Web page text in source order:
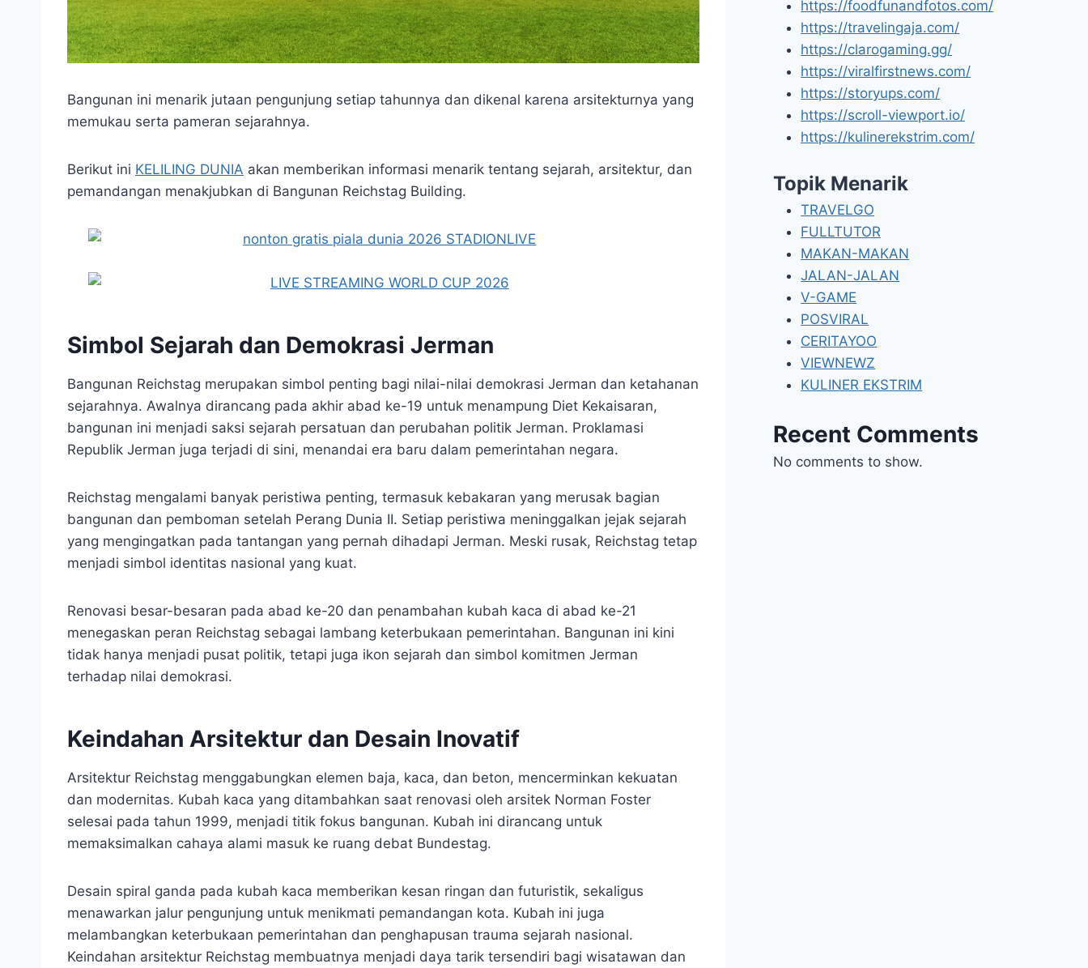
Bangunan ini menarik jutaan pengunjung setiap tahunnya dan dikenal karena arsitekturnya yang
memukau serta pameran sejarahnya.
Berikut ini KELILING DUNIA akan memberikan informasi menarik tentang sejarah, arsitektur, dan
pemandangan menakjubkan di Bangunan Reichstag Building.
Simbol Sejarah dan Demokrasi Jerman
Bangunan Reichstag merupakan simbol penting bagi nilai-nilai demokrasi Jerman dan ketahanan
sejarahnya. Awalnya dirancang pada akhir abad ke-19 untuk menampung Diet Kekaisaran,
bangunan ini menjadi saksi sejarah persatuan dan perubahan politik Jerman. Proklamasi
Republik Jerman juga terjadi di sini, menandai era baru dalam pemerintahan negara.
Reichstag mengalami banyak peristiwa penting, termasuk kebakaran yang merusak bagian
bangunan dan pemboman setelah Perang Dunia II. Setiap peristiwa meninggalkan jejak sejarah
yang mengingatkan pada tantangan yang pernah dihadapi Jerman. Meski rusak, Reichstag tetap
menjadi simbol identitas nasional yang kuat.
Renovasi besar-besaran pada abad ke-20 dan penambahan kubah kaca di abad ke-21
menegaskan peran Reichstag sebagai lambang keterbukaan pemerintahan. Bangunan ini kini
tidak hanya menjadi pusat politik, tetapi juga ikon sejarah dan simbol komitmen Jerman
terhadap nilai demokrasi.
Keindahan Arsitektur dan Desain Inovatif
Arsitektur Reichstag menggabungkan elemen baja, kaca, dan beton, mencerminkan kekuatan
dan modernitas. Kubah kaca yang ditambahkan saat renovasi oleh arsitek Norman Foster
selesai pada tahun 1999, menjadi titik fokus bangunan. Kubah ini dirancang untuk
memaksimalkan cahaya alami masuk ke ruang debat Bundestag.
Desain spiral ganda pada kubah kaca memberikan kesan ringan dan futuristik, sekaligus
menawarkan jalur pengunjung untuk menikmati pemandangan kota. Kubah ini juga
melambangkan keterbukaan pemerintahan dan penghapusan trauma sejarah nasional.
Keindahan arsitektur Reichstag membuatnya menjadi daya tarik tersendiri bagi wisatawan dan
https://foodfunandfotos.com/
https://travelingaja.com/
https://clarogaming.gg/
https://viralfirstnews.com/
https://storyups.com/
https://scroll-viewport.io/
https://kulinerekstrim.com/
Topik Menarik
TRAVELGO
FULLTUTOR
MAKAN-MAKAN
JALAN-JALAN
V-GAME
POSVIRAL
CERITAYOO
VIEWNEWZ
KULINER EKSTRIM
Recent Comments
No comments to show.